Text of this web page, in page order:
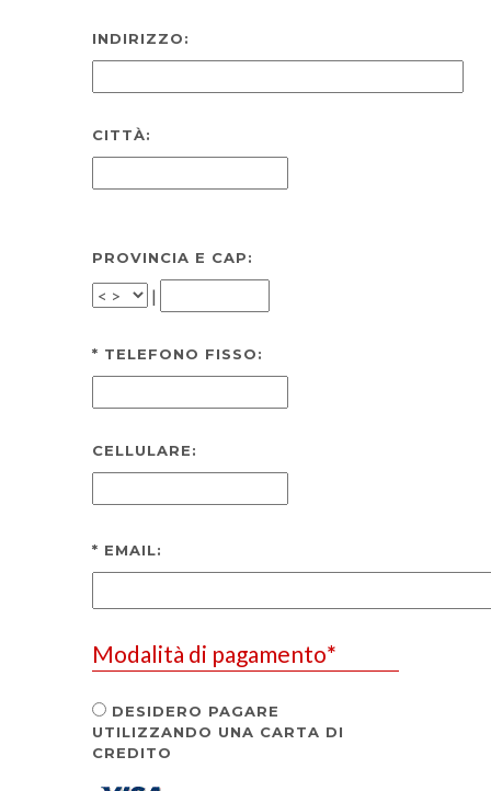
INDIRIZZO:
CITTÀ:
PROVINCIA E CAP:
|
* TELEFONO FISSO:
CELLULARE:
* EMAIL:
Modalità di pagamento*
DESIDERO PAGARE
UTILIZZANDO UNA CARTA DI
CREDITO